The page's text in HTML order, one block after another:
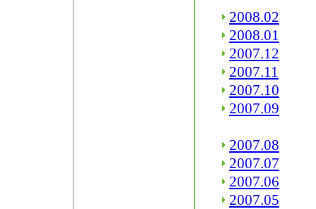
2008.02
2008.01
2007.12
2007.11
2007.10
2007.09
2007.08
2007.07
2007.06
2007.05